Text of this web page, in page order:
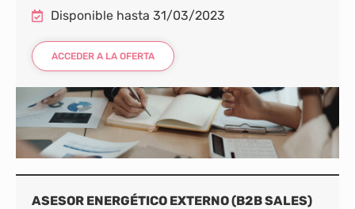
Disponible hasta 31/03/2023
ACCEDER A LA OFERTA
ASESOR ENERGÉTICO EXTERNO (B2B SALES)